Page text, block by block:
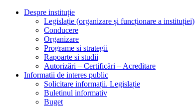
Despre instituție
Legislație (organizare și funcționare a instituției)
Conducere
Organizare
Programe si strategii
Rapoarte si studii
Autorizări – Certificări – Acreditare
Informatii de interes public
Solicitare informații. Legislație
Buletinul informativ
Buget